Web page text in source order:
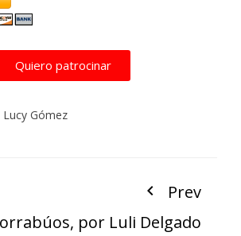
Quiero patrocinar
Lucy Gómez
Prev
por Luli Delgado